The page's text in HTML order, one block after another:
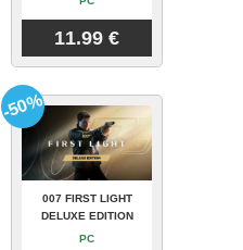
11.99 €
007 FIRST LIGHT
DELUXE EDITION
PC
-50%